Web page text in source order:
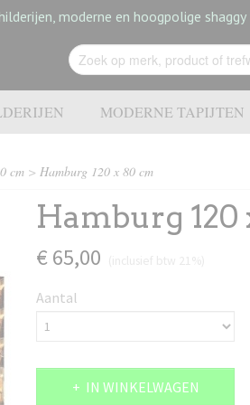
moderne en hoogpolige
MODERNE TAPIJTEN
cm > Hamburg 120 x 80 cm
Hamburg 120
€ 65,00
Aantal
IN WINKELWAGEN